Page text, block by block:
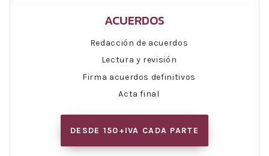
ACUERDOS
Redacción de acuerdos
Lectura y revisión
Firma acuerdos definitivos
Acta final
DESDE 150+IVA CADA PARTE